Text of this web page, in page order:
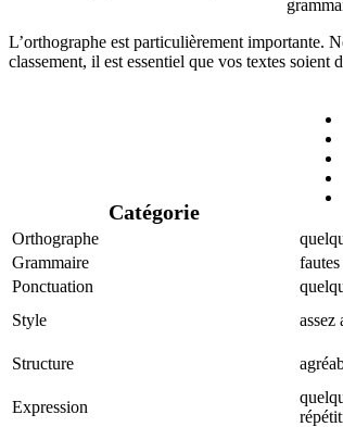
L’orthographe est particulièrement importante.
classement, il est essentiel que vos textes soient
Catégorie
Orthographe
Grammaire
fautes
Ponctuation
Style
assez
Structure
Expression